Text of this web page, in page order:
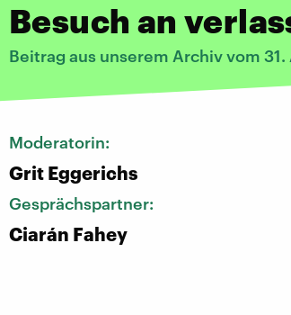
Besuch an
Beitrag aus unserem Archiv vom
Moderatorin:
Grit Eggerichs
Gesprächspartner:
Ciarán Fahey